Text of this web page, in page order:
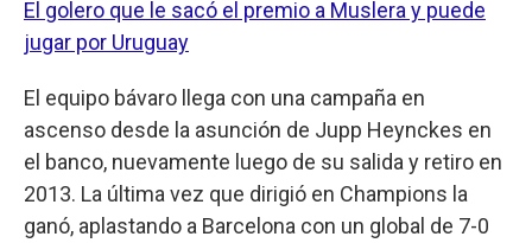
El golero que le sacó el premio a Muslera y puede
jugar por Uruguay
El equipo bávaro llega con una campaña en
ascenso desde la asunción de Jupp Heynckes en
el banco, nuevamente luego de su salida y retiro en
2013. La última vez que dirigió en Champions la
ganó, aplastando a Barcelona con un global de 7-0